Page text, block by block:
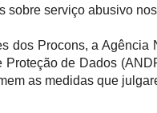
sobre serviço abusivo
dos Procons, a Agência
Proteção de Dados
as medidas que